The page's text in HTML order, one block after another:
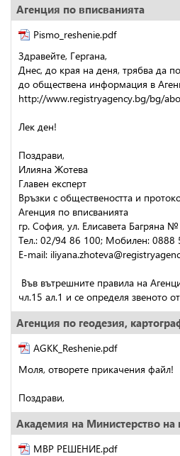
Агенция по вписванията
Pismo_reshenie.pdf
Здравейте, Гергана,
Днес, до края на деня, трябва да
до обществена информация в
http://www.registryagency.bg/bg/
Лек ден!
Поздрави,
Илияна Жотева
Главен експерт
Връзки с обществеността и
Агенция по вписванията
гр. София, ул. Елисавета Багряна
Тел.: 02/94 86 100; Мобилен: 0888
E-mail:
Във вътрешните правила на
чл.15 ал.1 и се определя звеното
Агенция по геодезия,
AGKK_Reshenie.pdf
Моля, отворете прикачения файл!
Поздрави,
Академия на Министерство
МВР РЕШЕНИЕ.pdf